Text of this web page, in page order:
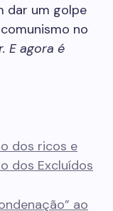
dar um golpe
no
E agora é
dos ricos e
dos Excluídos
ao